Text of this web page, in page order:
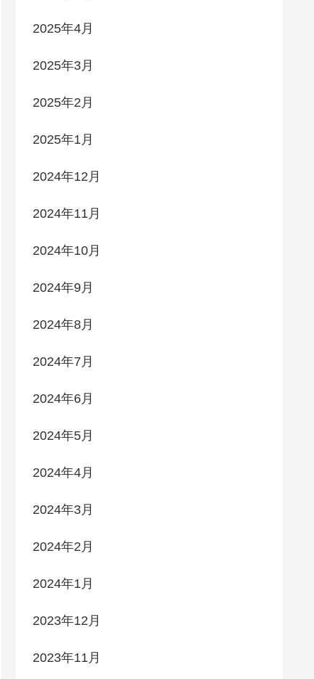
2025年4月
2025年3月
2025年2月
2025年1月
2024年12月
2024年11月
2024年10月
2024年9月
2024年8月
2024年7月
2024年6月
2024年5月
2024年4月
2024年3月
2024年2月
2024年1月
2023年12月
2023年11月